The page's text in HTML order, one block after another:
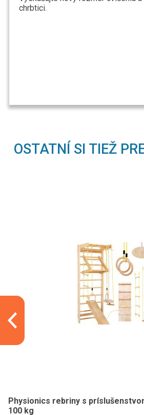
chrbtici.
OSTATNÍ SI TIEŽ
Physionics rebriny s
100 kg